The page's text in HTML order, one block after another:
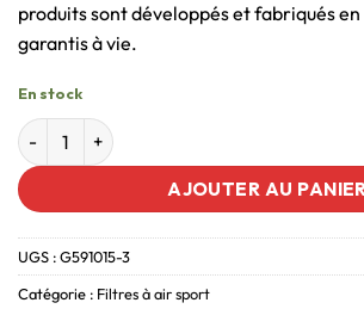
produits sont développés et fabriqués
garantis à vie.
En stock
AJOUTER AU PANIER
UGS :G591015-3
Catégorie : Filtres à air sport